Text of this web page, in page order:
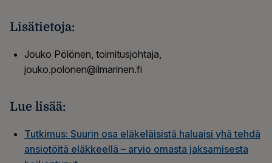
Lisätietoja:
Jouko Pölönen, toimitusjohtaja,
jouko.polonen@ilmarinen.fi
Lue lisää:
Tutkimus: Suurin osa eläkeläisistä haluaisi yhä tehdä
ansiotöitä eläkkeellä – arvio omasta jaksamisesta